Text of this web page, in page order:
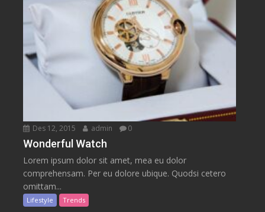
Des 12, 2015 admin 0
Wonderful Watch
Lorem ipsum dolor sit amet, mea eu dolor
comprehensam. Per eu dolore ubique. Quodsi cetero
omittam...
Lifestyle Trends